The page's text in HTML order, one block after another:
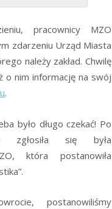
pracownicy MZO
zdarzeniu Urząd Miasta
należy zakład. Chwilę
o nim informację na swój
.
było długo czekać! Po
zgłosiła się była
która postanowiła
postanowiliśmy